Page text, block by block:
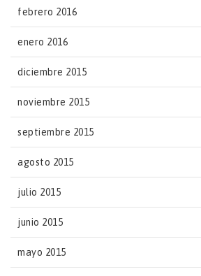
febrero 2016
enero 2016
diciembre 2015
noviembre 2015
septiembre 2015
agosto 2015
julio 2015
junio 2015
mayo 2015